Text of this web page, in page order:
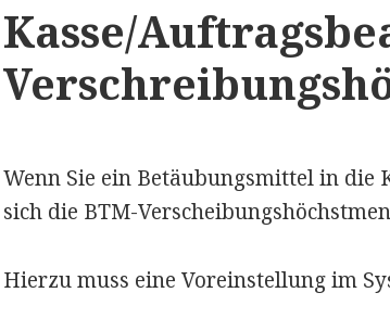
Kasse/
Wenn Sie ein Betäubungsmittel in die
sich die BTM-
Hierzu muss eine Voreinstellung im